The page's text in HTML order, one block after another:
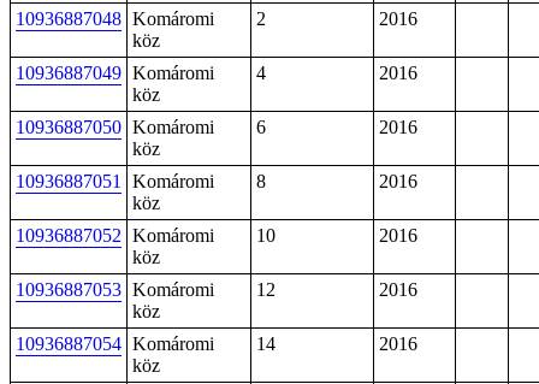
10936887048 Komáromi
köz
2 2016
10936887049 Komáromi
köz
4 2016
10936887050 Komáromi
köz
6 2016
10936887051
Komáromi
köz
8 2016
10936887052 Komáromi
köz
10 2016
10936887053 Komáromi
köz
12 2016
10936887054 Komáromi
köz
14 2016